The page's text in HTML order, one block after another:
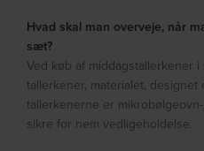
Hvad skal man overveje, når
sæt?
Ved køb af middagstallerkener
tallerkener, materialet, designet
tallerkenerne er
sikre for nem vedligeholdelse.